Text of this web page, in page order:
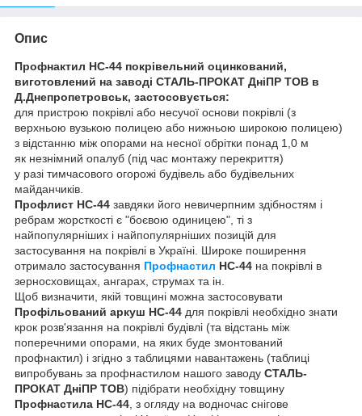
Опис
Профнактил НС-44 покрівельний оцинкований,
виготовлений на заводі СТАЛЬ-ПРОКАТ ДніПР ТОВ в
Д.Днепропетровськ, застосовується:
для пристрою покрівлі або несучої основи покрівлі (з
верхньою вузькою полицею або нижньою широкою полицею)
з відстанню між опорами на несної обрітки понад 1,0 м
як незнімний опалуб (під час монтажу перекриття)
у разі тимчасового огорожі будівель або будівельних
майданчиків.
Профлист НC-44 завдяки його невичерпним здібностям і
ребрам жорсткості є "боєвою одиницею", ті з
найпопулярніших і найпопулярніших позицій для
застосування на покрівлі в Україні. Широке поширення
отримало застосування Профнастил НС-44 на покрівлі в
зерносховищах, ангарах, струмах та ін.
Щоб визначити, якій товщині можна застосовувати
Профільований аркуш НС-44 для покрівлі необхідно знати
крок розв'язання на покрівлі будівлі (та відстань між
поперечними опорами, на яких буде змонтований
профнактил) і згідно з таблицями навантажень (таблиці
випробувань за профнастилом нашого заводу СТАЛЬ-
ПРОКАТ ДніПР ТОВ) підібрати необхідну товщину
Профнастила НС-44 , з огляду на водночас снігове